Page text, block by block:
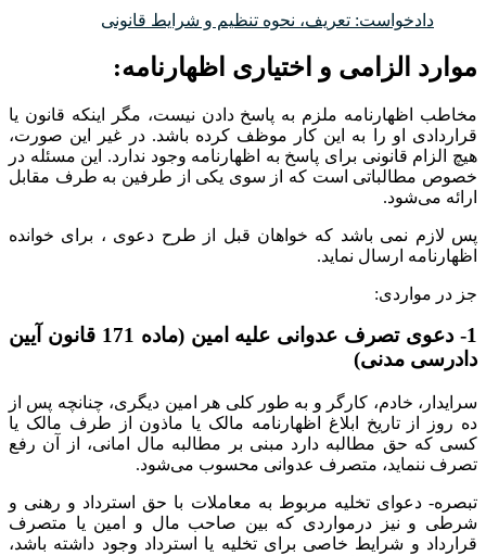
دادخواست: تعریف، نحوه تنظیم و شرایط قانونی
موارد الزامی و اختیاری اظهارنامه:
مخاطب اظهارنامه ملزم به پاسخ دادن نیست، مگر اینکه قانون یا
قراردادی او را به این کار موظف کرده باشد. در غیر این صورت،
هیچ الزام قانونی برای پاسخ به اظهارنامه وجود ندارد. این مسئله در
خصوص مطالباتی است که از سوی یکی از طرفین به طرف مقابل
ارائه می‌شود.
پس لازم نمی باشد که خواهان قبل از طرح دعوی ، برای خوانده
اظهارنامه ارسال نماید.
جز در مواردی:
1- دعوی تصرف عدوانی علیه امین (ماده 171 قانون آیین
دادرسی مدنی)
سرایدار، خادم، کارگر و به طور کلی هر امین دیگری، چنانچه پس از
ده روز از تاریخ ابلاغ اظهارنامه مالک یا ماذون از طرف مالک یا
کسی که حق مطالبه دارد مبنی بر مطالبه مال امانی، از آن رفع
تصرف ننماید، متصرف عدوانی محسوب می‌شود.
تبصره- دعوای تخلیه مربوط به معاملات با حق استرداد و رهنی و
شرطی و نیز درمواردی که بین صاحب مال و امین یا متصرف
قرارداد و شرایط خاصی برای تخلیه یا استرداد وجود داشته باشد،